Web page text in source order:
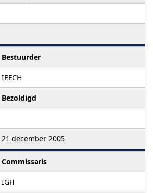
Bestuurder
IEECH
Bezoldigd
21 december 2005
Commissaris
IGH